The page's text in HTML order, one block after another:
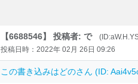
【6688546】 投稿者: で
投稿日時：2022年 02月 26日 09:26
この書き込みはどのさん (ID: